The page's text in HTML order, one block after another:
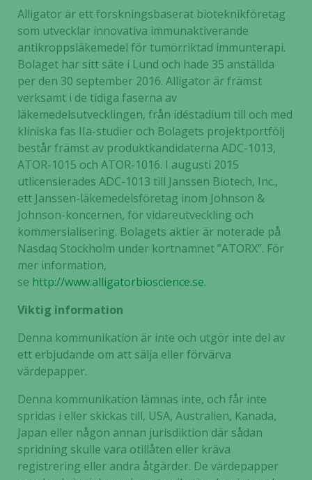
Alligator är ett forskningsbaserat bioteknikföretag
som utvecklar innovativa immunaktiverande
antikroppsläkemedel för tumörriktad immunterapi.
Bolaget har sitt säte i Lund och hade 35 anställda
per den 30 september 2016. Alligator är främst
verksamt i de tidiga faserna av
läkemedelsutvecklingen, från idéstadium till och med
kliniska fas IIa-studier och Bolagets projektportfölj
består främst av produktkandidaterna ADC-1013,
ATOR-1015 och ATOR-1016. I augusti 2015
utlicensierades ADC-1013 till Janssen Biotech, Inc.,
ett Janssen-läkemedelsföretag inom Johnson &
Johnson-koncernen, för vidareutveckling och
kommersialisering. Bolagets aktier är noterade på
Nasdaq Stockholm under kortnamnet ”ATORX”. För
mer information,
se http://www.alligatorbioscience.se.
Viktig information
Denna kommunikation är inte och utgör inte del av
ett erbjudande om att sälja eller förvärva
värdepapper.
Denna kommunikation lämnas inte, och får inte
spridas i eller skickas till, USA, Australien, Kanada,
Japan eller någon annan jurisdiktion där sådan
spridning skulle vara otillåten eller kräva
registrering eller andra åtgärder. De värdepapper